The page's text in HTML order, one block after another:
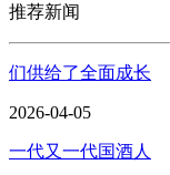
推荐新闻
们供给了全面成长
2026-04-05
一代又一代国酒人